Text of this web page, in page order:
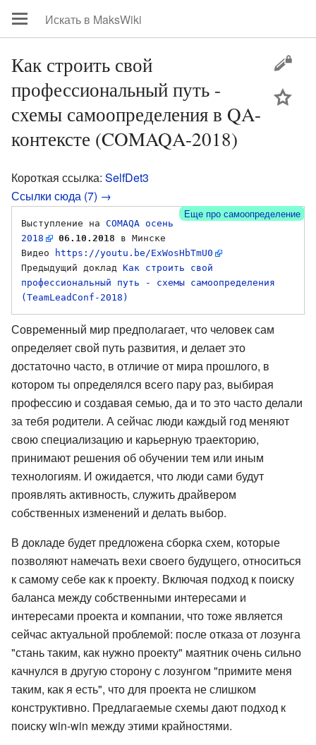
Как строить свой
профессиональный путь -
схемы самоопределения в QA-
контексте (COMAQA-2018)
Короткая ссылка: SelfDet3
Ссылки сюда (7) →
Еще про самоопределение
Выступление на COMAQA осень
2018
06.10.2018 в Минске
Видео
https://youtu.be/ExWosHbTmU0
Предыдущий доклад Как строить свой
профессиональный путь - схемы самоопределения
(TeamLeadConf-2018)
Современный мир предполагает, что человек сам
определяет свой путь развития, и делает это
достаточно часто, в отличие от мира прошлого, в
котором ты определялся всего пару раз, выбирая
профессию и создавая семью, да и то это часто делали
за тебя родители. А сейчас люди каждый год меняют
свою специализацию и карьерную траекторию,
принимают решения об обучении тем или иным
технологиям. И ожидается, что люди сами будут
проявлять активность, служить драйвером
собственных изменений и делать выбор.
В докладе будет предложена сборка схем, которые
позволяют намечать вехи своего будущего, относиться
к самому себе как к проекту. Включая подход к поиску
баланса между собственными интересами и
интересами проекта и компании, что тоже является
сейчас актуальной проблемой: после отказа от лозунга
"стань таким, как нужно проекту" маятник очень сильно
качнулся в другую сторону с лозунгом "примите меня
таким, как я есть", что для проекта не слишком
конструктивно. Предлагаемые схемы дают подход к
поиску win-win между этими крайностями.